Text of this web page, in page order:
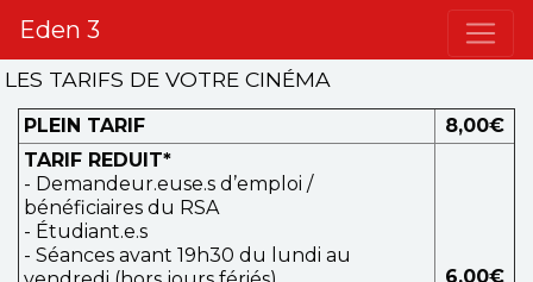
Eden 3
LES TARIFS DE VOTRE CINÉMA
PLEIN TARIF
8,00€
TARIF REDUIT*
- Demandeur.euse.s d’emploi /
bénéficiaires du RSA
- Étudiant.e.s
- Séances avant 19h30 du lundi au
6,00€